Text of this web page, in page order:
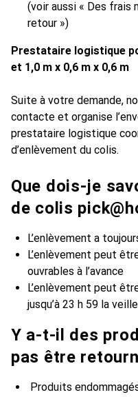
(voir aussi « Des frais
retour »)
Prestataire logistique
et 1,0 m x 0,6 m x 0,6 m
Suite à votre demande,
contacte et organise
prestataire logistique
d’enlèvement du colis.
Que dois-je
de colis
L’enlèvement a
L’enlèvement peut
ouvrables à l’avance
L’enlèvement peut
jusqu’à 23 h 59 la veille
Y a-t-il des
pas être
Produits